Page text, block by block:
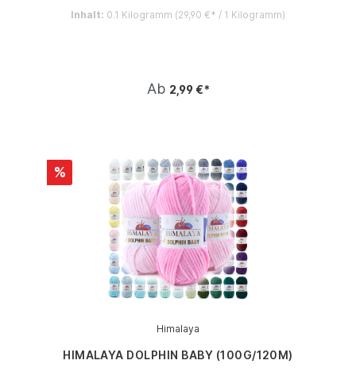
Inhalt: 0.1 Kilogramm (29,90 €* / 1 Kilogramm)
Ab 2,99 €*
%
Himalaya
HIMALAYA DOLPHIN BABY (100G/120M)